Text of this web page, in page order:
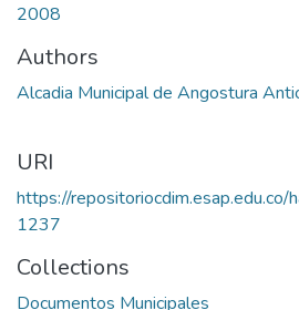
2008
Authors
Alcadia Municipal de Angostura
URI
https://
1237
Collections
Documentos Municipales